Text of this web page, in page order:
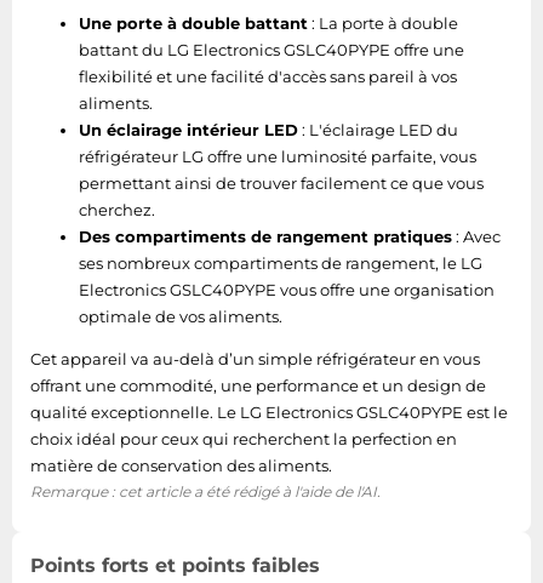
Une porte à double battant : La porte à double
battant du LG Electronics GSLC40PYPE offre une
flexibilité et une facilité d'accès sans pareil à vos
aliments.
Un éclairage intérieur LED: L'éclairage LED du
réfrigérateur LG offre une luminosité parfaite, vous
permettant ainsi de trouver facilement ce que vous
cherchez.
Des compartiments de rangement pratiques: Avec
ses nombreux compartiments de rangement, le LG
Electronics GSLC40PYPE vous offre une organisation
optimale de vos aliments.
Cet appareil va au-delà d’un simple réfrigérateur en vous
offrant une commodité, une performance et un design de
qualité exceptionnelle. Le LG Electronics GSLC40PYPE est le
choix idéal pour ceux qui recherchent la perfection en
matière de conservation des aliments.
Remarque : cet article a été rédigé à l'aide de l'AI.
Points forts et points faibles